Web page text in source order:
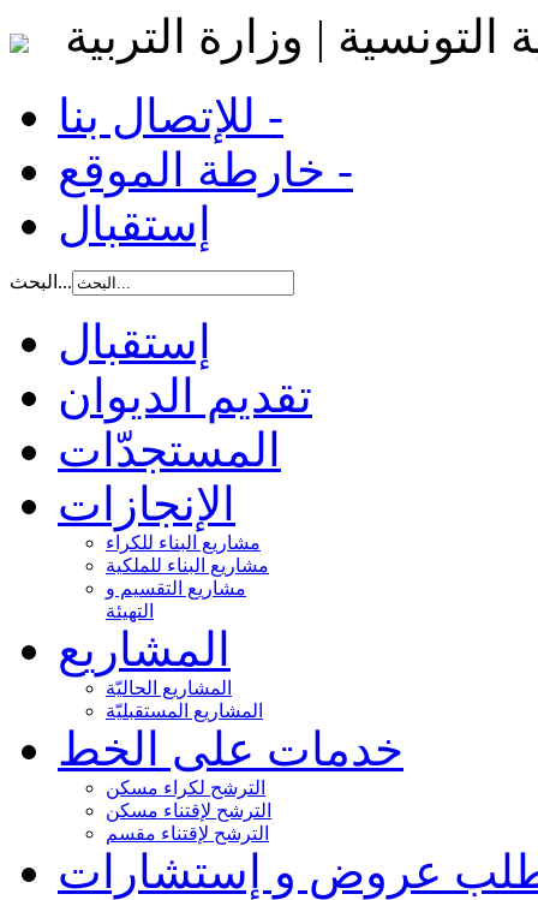
التونسية | وزارة التربية
للإتصال بنا -
خارطة الموقع -
إستقبال
البحث...
إستقبال
تقديم الديوان
المستجدّات
الإنجازات
مشاريع البناء للكراء
مشاريع البناء للملكية
مشاريع التقسيم و
التهيئة
المشاريع
المشاريع الحاليّة
المشاريع المستقبليّة
خدمات على الخط
الترشح لكراء مسكن
الترشح لإقتناء مسكن
الترشح لإقتناء مقسم
عروض و إستشارات